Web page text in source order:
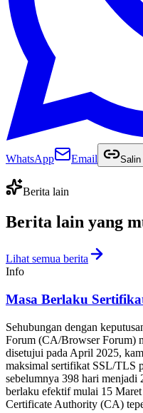
WhatsApp Email Salin
Berita lain
Berita lain yang
Lihat semua berita
Info
Masa Berlaku
Sehubungan dengan
Forum (CA/Browser Forum)
disetujui pada April 2025,
maksimal sertifikat SSL/TLS
sebelumnya 398 hari menjadi
berlaku efektif mulai 15
Certificate Authority (CA)